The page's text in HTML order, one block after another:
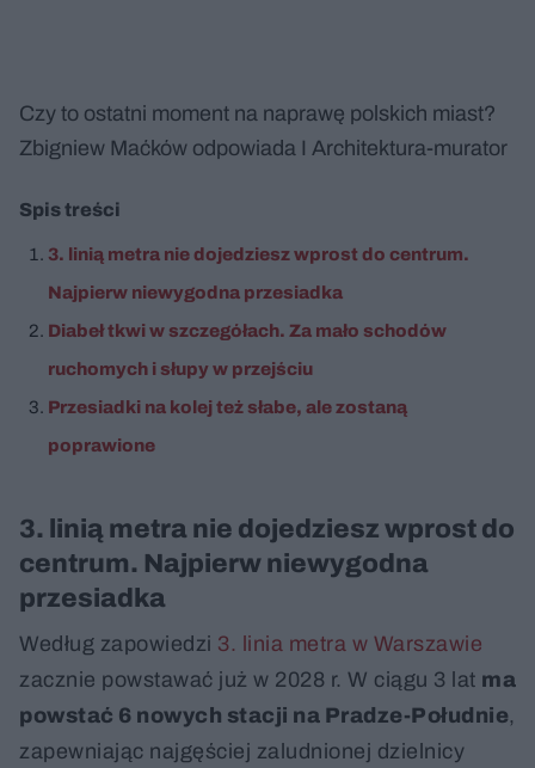
Czy to ostatni moment na naprawę polskich miast?
Zbigniew Maćków odpowiada I Architektura-murator
Spis treści
3. linią metra nie dojedziesz wprost do centrum.
Najpierw niewygodna przesiadka
Diabeł tkwi w szczegółach. Za mało schodów
ruchomych i słupy w przejściu
Przesiadki na kolej też słabe, ale zostaną
poprawione
3. linią metra nie dojedziesz wprost do
centrum. Najpierw niewygodna
przesiadka
Według zapowiedzi 3. linia metra w Warszawie
zacznie powstawać już w 2028 r. W ciągu 3 lat ma
powstać 6 nowych stacji na Pradze-Południe,
zapewniając najgęściej zaludnionej dzielnicy